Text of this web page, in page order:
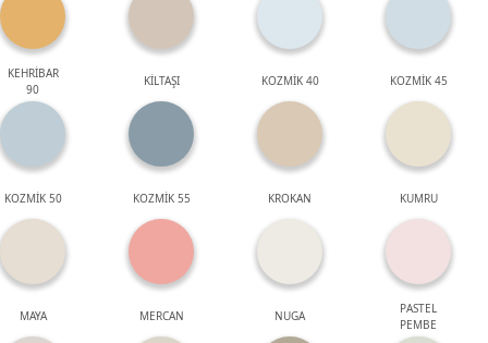
KEHRİBAR
90
KİLTAŞI KOZMİK 40 KOZMİK 45
KOZMİK 50 KOZMİK 55 KROKAN KUMRU
MAYA MERCAN NUGA
PASTEL
PEMBE